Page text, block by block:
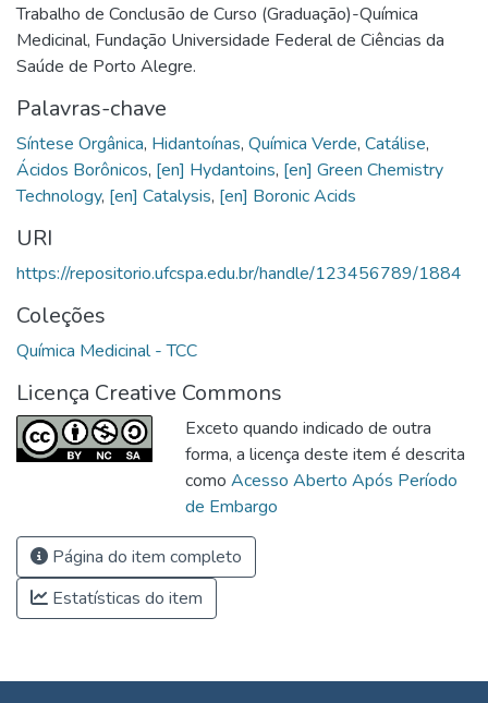
Trabalho de Conclusão de Curso (Graduação)-Química
Medicinal, Fundação Universidade Federal de Ciências da
Saúde de Porto Alegre.
Palavras-chave
Síntese Orgânica, Hidantoínas, Química Verde, Catálise,
Ácidos Borônicos, [en] Hydantoins, [en] Green Chemistry
Technology, [en] Catalysis, [en] Boronic Acids
URI
https://repositorio.ufcspa.edu.br/handle/123456789/1884
Coleções
Química Medicinal - TCC
Licença Creative Commons
Exceto quando indicado de outra
forma, a licença deste item é descrita
como Acesso Aberto Após Período
de Embargo
Página do item completo
Estatísticas do item